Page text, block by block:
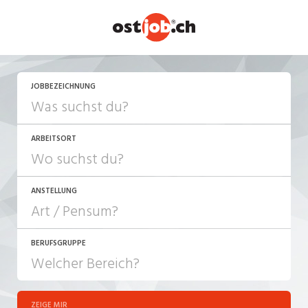
JOBBEZEICHNUNG
ARBEITSORT
ANSTELLUNG
JOB-TYP
Festanstellung
BERUFSGRUPPE
ZEIGE MIR